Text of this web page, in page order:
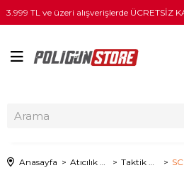
3.999 TL ve üzeri alışverişlerde ÜCRETSİZ
Anasayfa